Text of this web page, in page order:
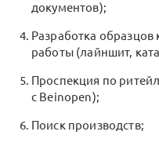
документов);
Разработка
работы (лайншит,
Проспекция по
с Beinopen);
Поиск производств;